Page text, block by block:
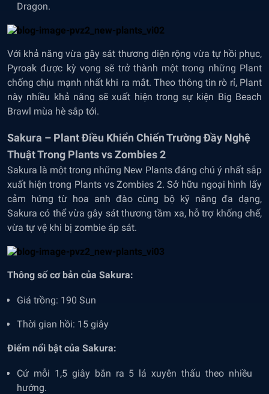
Dragon.
Với khả năng vừa gây sát thương diện rộng vừa tự hồi phục,
Pyroak được kỳ vọng sẽ trở thành một trong những Plant
chống chịu mạnh nhất khi ra mắt. Theo thông tin rò rỉ, Plant
này nhiều khả năng sẽ xuất hiện trong sự kiện Big Beach
Brawl mùa hè sắp tới.
Sakura – Plant Điều Khiển Chiến Trường Đầy Nghệ
Thuật Trong Plants vs Zombies 2
Sakura là một trong những New Plants đáng chú ý nhất sắp
xuất hiện trong Plants vs Zombies 2. Sở hữu ngoại hình lấy
cảm hứng từ hoa anh đào cùng bộ kỹ năng đa dạng,
Sakura có thể vừa gây sát thương tầm xa, hỗ trợ khống chế,
vừa tự vệ khi bị zombie áp sát.
Thông số cơ bản của Sakura:
Giá trồng: 190 Sun
Thời gian hồi: 15 giây
Điểm nổi bật của Sakura:
Cứ mỗi 1,5 giây bắn ra 5 lá xuyên thấu theo nhiều
hướng.